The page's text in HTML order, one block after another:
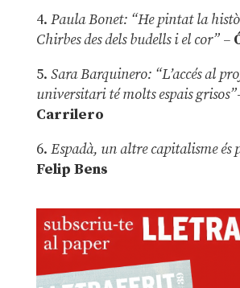
4. Paula Bonet: “He pintat la
Chirbes des dels budells i el cor” –
5. Sara Barquinero: “L’accés al
universitari té molts espais grisos”
Carrilero
6. Espadà, un altre capitalisme és
Felip Bens